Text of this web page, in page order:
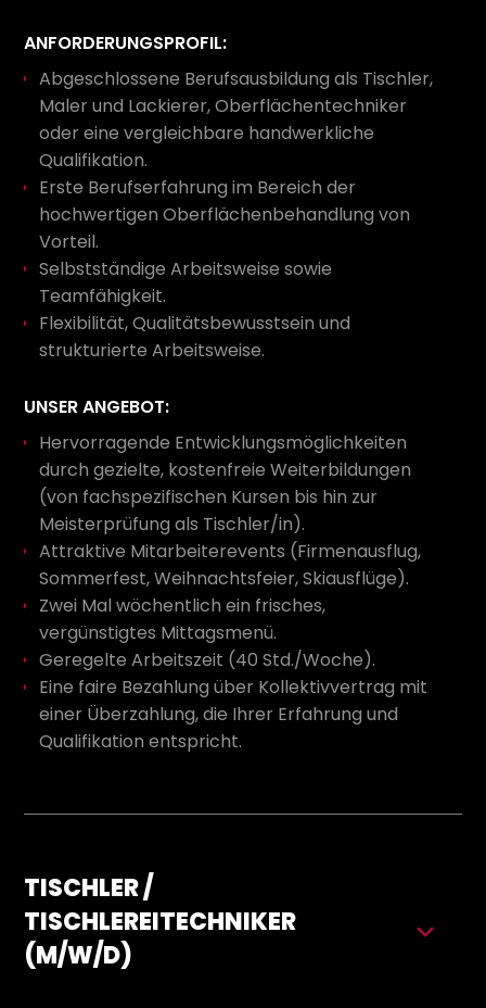
ANFORDERUNGSPROFIL:
Abgeschlossene Berufsausbildung als Tischler,
Maler und Lackierer, Oberflächentechniker
oder eine vergleichbare handwerkliche
Qualifikation.
Erste Berufserfahrung im Bereich der
hochwertigen Oberflächenbehandlung von
Vorteil.
Selbstständige Arbeitsweise sowie
Teamfähigkeit.
Flexibilität, Qualitätsbewusstsein und
strukturierte Arbeitsweise.
UNSER ANGEBOT:
Hervorragende Entwicklungsmöglichkeiten
durch gezielte, kostenfreie Weiterbildungen
(von fachspezifischen Kursen bis hin zur
Meisterprüfung als Tischler/in).
Attraktive Mitarbeiterevents (Firmenausflug,
Sommerfest, Weihnachtsfeier, Skiausflüge).
Zwei Mal wöchentlich ein frisches,
vergünstigtes Mittagsmenü.
Geregelte Arbeitszeit (40 Std./Woche).
Eine faire Bezahlung über Kollektivvertrag mit
einer Überzahlung, die Ihrer Erfahrung und
Qualifikation entspricht.
TISCHLER /
TISCHLEREITECHNIKER
(M/W/D)